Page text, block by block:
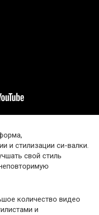
и стилизации си-валки.
свой стиль
количество видео
и